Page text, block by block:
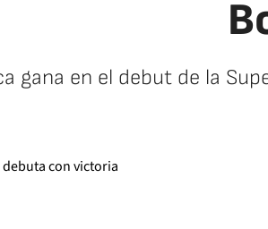
gana en el debut de la